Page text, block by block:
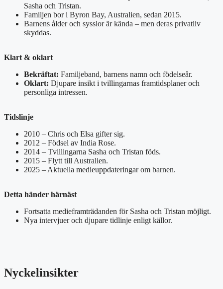
Sasha och Tristan.
Familjen bor i Byron Bay, Australien, sedan 2015.
Barnens ålder och sysslor är kända – men deras privatliv
skyddas.
Klart & oklart
Bekräftat: Familjeband, barnens namn och födelseår.
Oklart: Djupare insikt i tvillingarnas framtidsplaner och
personliga intressen.
Tidslinje
2010 – Chris och Elsa gifter sig.
2012 – Födsel av India Rose.
2014 – Tvillingarna Sasha och Tristan föds.
2015 – Flytt till Australien.
2025 – Aktuella medieuppdateringar om barnen.
Detta händer härnäst
Fortsatta medieframträdanden för Sasha och Tristan möjligt.
Nya intervjuer och djupare tidlinje enligt källor.
Nyckelinsikter